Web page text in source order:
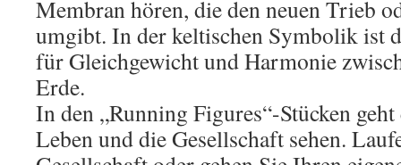
Membran hören, die den neuen Trieb
umgibt. In der keltischen Symbolik ist
für Gleichgewicht und Harmonie
Erde.
In den „Running Figures“-Stücken
Leben und die Gesellschaft sehen.